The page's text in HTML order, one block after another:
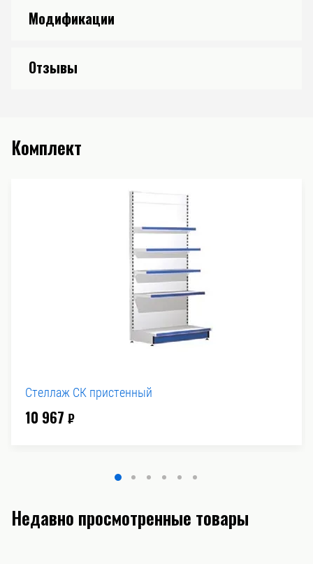
Модификации
Отзывы
Комплект
Стеллаж СК пристенный
10 967 ₽
Недавно просмотренные товары